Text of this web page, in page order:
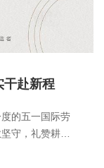
干赴新程
的五一国际劳
守，礼赞耕